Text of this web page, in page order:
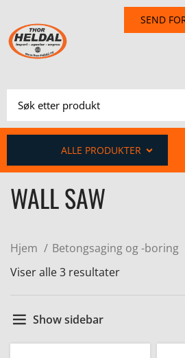
SEND
ALLE PRODUKTER
WALL SAW
Hjem Betongsaging og -boring
Viser alle 3 resultater
Show sidebar